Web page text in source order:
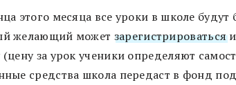
этого месяца все уроки в школе
желающий может зарегистрироватьсяи
за урок ученики определяют
средства школа передаст в фонд